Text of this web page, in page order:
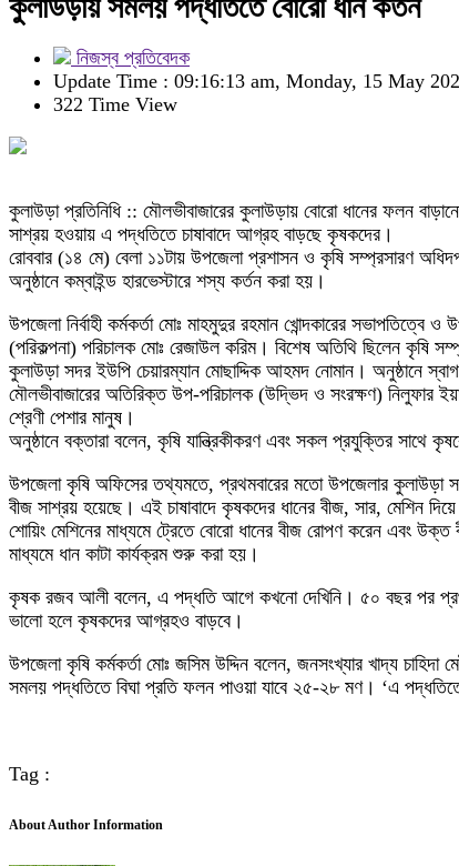
কুলাউড়ায় সমলয় পদ্ধতিতে বোরো ধান কর্তন
নিজস্ব প্রতিবেদক
Update Time : 09:16:13 am, Monday, 15 May
322 Time View
কুলাউড়া প্রতিনিধি :: মৌলভীবাজারের কুলাউড়ায় বোরো ধানের ফলন
সাশ্রয় হওয়ায় এ পদ্ধতিতে চাষাবাদে আগ্রহ বাড়ছে কৃষকদের।
রোববার (১৪ মে) বেলা ১১টায় উপজেলা প্রশাসন ও কৃষি সম্প্রসারণ
অনুষ্ঠানে কম্বাইন্ড হারভেস্টারে শস্য কর্তন করা হয়।
উপজেলা নির্বাহী কর্মকর্তা মোঃ মাহমুদুর রহমান খোন্দকারের
(পরিকল্পনা) পরিচালক মোঃ রেজাউল করিম। বিশেষ অতিথি ছিলেন কৃষি
কুলাউড়া সদর ইউপি চেয়ারম্যান মোছাদ্দিক আহমদ নোমান। অনুষ্ঠানে
মৌলভীবাজারের অতিরিক্ত উপ-পরিচালক (উদ্ভিদ ও সংরক্ষণ) নিলুফার
শ্রেণী পেশার মানুষ।
অনুষ্ঠানে বক্তারা বলেন, কৃষি যান্ত্রিকীকরণ এবং সকল প্রযুক্তির সাথে
উপজেলা কৃষি অফিসের তথ্যমতে, প্রথমবারের মতো উপজেলার
বীজ সাশ্রয় হয়েছে। এই চাষাবাদে কৃষকদের ধানের বীজ, সার, মেশিন
শোয়িং মেশিনের মাধ্যমে ট্রেতে বোরো ধানের বীজ রোপণ করেন এবং উক্ত
মাধ্যমে ধান কাটা কার্যক্রম শুরু করা হয়।
কৃষক রজব আলী বলেন, এ পদ্ধতি আগে কখনো দেখিনি। ৫০ বছর পর
ভালো হলে কৃষকদের আগ্রহও বাড়বে।
উপজেলা কৃষি কর্মকর্তা মোঃ জসিম উদ্দিন বলেন, জনসংখ্যার খাদ্য
সমলয় পদ্ধতিতে বিঘা প্রতি ফলন পাওয়া যাবে ২৫-২৮ মণ। ‘এ পদ্ধতিতে
Tag :
About Author Information